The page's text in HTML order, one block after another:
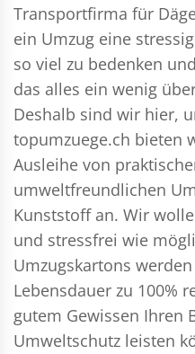
Transportfirma für
ein Umzug eine
so viel zu bedenken
das alles ein wenig
Deshalb sind wir hier,
topumzuege.ch bieten
Ausleihe von
umweltfreundlichen
Kunststoff an. Wir
und stressfrei wie
Umzugskartons
Lebensdauer zu 100%
gutem Gewissen Ihren
Umweltschutz leisten